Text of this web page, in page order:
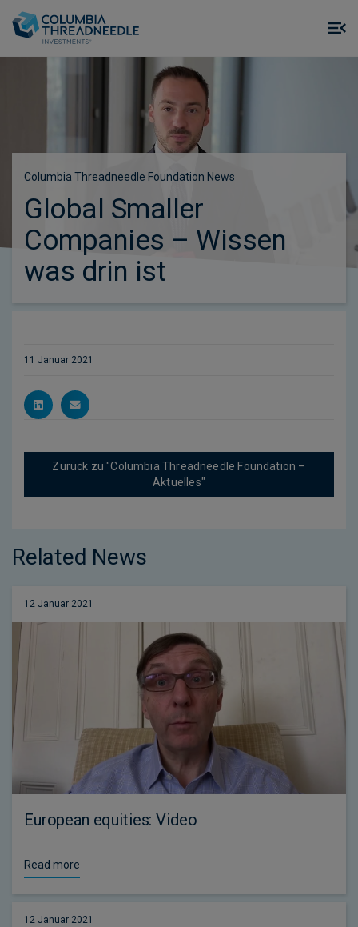
Columbia Threadneedle Foundation News
Global Smaller
Companies – Wissen
was drin ist
11 Januar 2021
Zurück zu "Columbia Threadneedle Foundation –
Aktuelles"
Related News
12 Januar 2021
European equities: Video
Read more
12 Januar 2021